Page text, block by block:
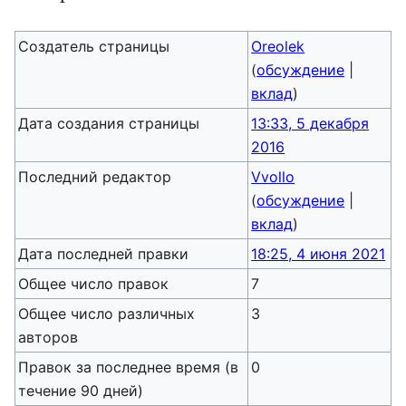
Создатель страницы
Oreolek
(обсуждение
вклад)
Дата создания страницы
13:33, 5 декабря
2016
Последний редактор
Vvollo
(обсуждение
вклад)
Дата последней правки
18:25, 4 июня 2021
Общее число правок
7
Общее число различных
авторов
3
Правок за последнее время (в
течение 90 дней)
0